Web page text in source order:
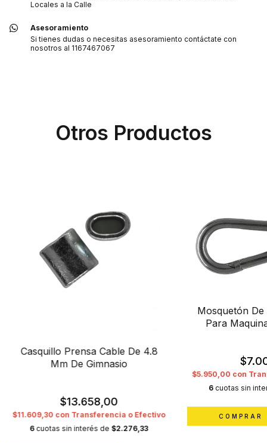
Locales a la Calle
Asesoramiento
Si tienes dudas o necesitas asesoramiento contáctate con
nosotros al 1167467067
Otros Productos
Casquillo Prensa Cable De 4.8
Mm De Gimnasio
$13.658,00
$11.609,30 con Transferencia o Efectivo
6 cuotas sin interés de $2.276,33
Mosquetón
Para
$5.950,00 con
6 cuotas sin